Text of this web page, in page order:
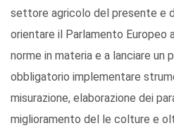
settore agricolo del presente e
orientare il Parlamento Europeo
norme in materia e a lanciare un
obbligatorio implementare
misurazione, elaborazione dei
miglioramento del le colture e